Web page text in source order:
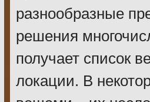
разнообразные
решения
получает список
локации. В